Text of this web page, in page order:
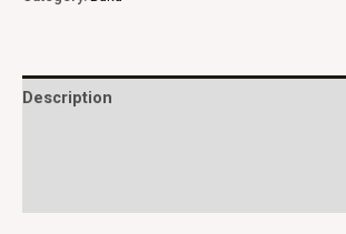
Description